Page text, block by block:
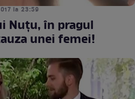
la 23:59
Nuţu, în pragul
unei femei!